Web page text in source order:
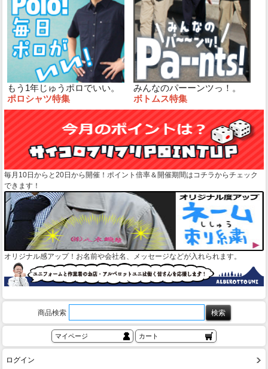
もう1年じゅうポロでいい。
ポロシャツ特集
みんなのパーーンツっ！。
ボトムス特集
毎月10日からと20日から開催！ポイント倍率＆開催期間はコチラからチェック
できます！
オリジナル感アップ！お名前や会社名、メッセージなどが入れられます。
商品検索
マイページ カート
ログイン